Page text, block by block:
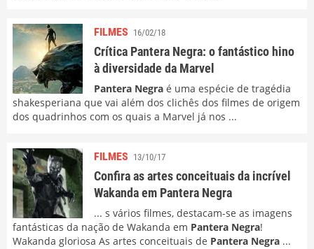
FILMES 16/02/18
Crítica Pantera Negra: o fantástico hino
à diversidade da Marvel
Pantera Negra é uma espécie de tragédia
shakesperiana que vai além dos clichês dos filmes de origem
dos quadrinhos com os quais a Marvel já nos ...
FILMES 13/10/17
Confira as artes conceituais da incrível
Wakanda em Pantera Negra
... s vários filmes, destacam-se as imagens
fantásticas da nação de Wakanda em Pantera Negra!
Wakanda gloriosa As artes conceituais de Pantera Negra ...